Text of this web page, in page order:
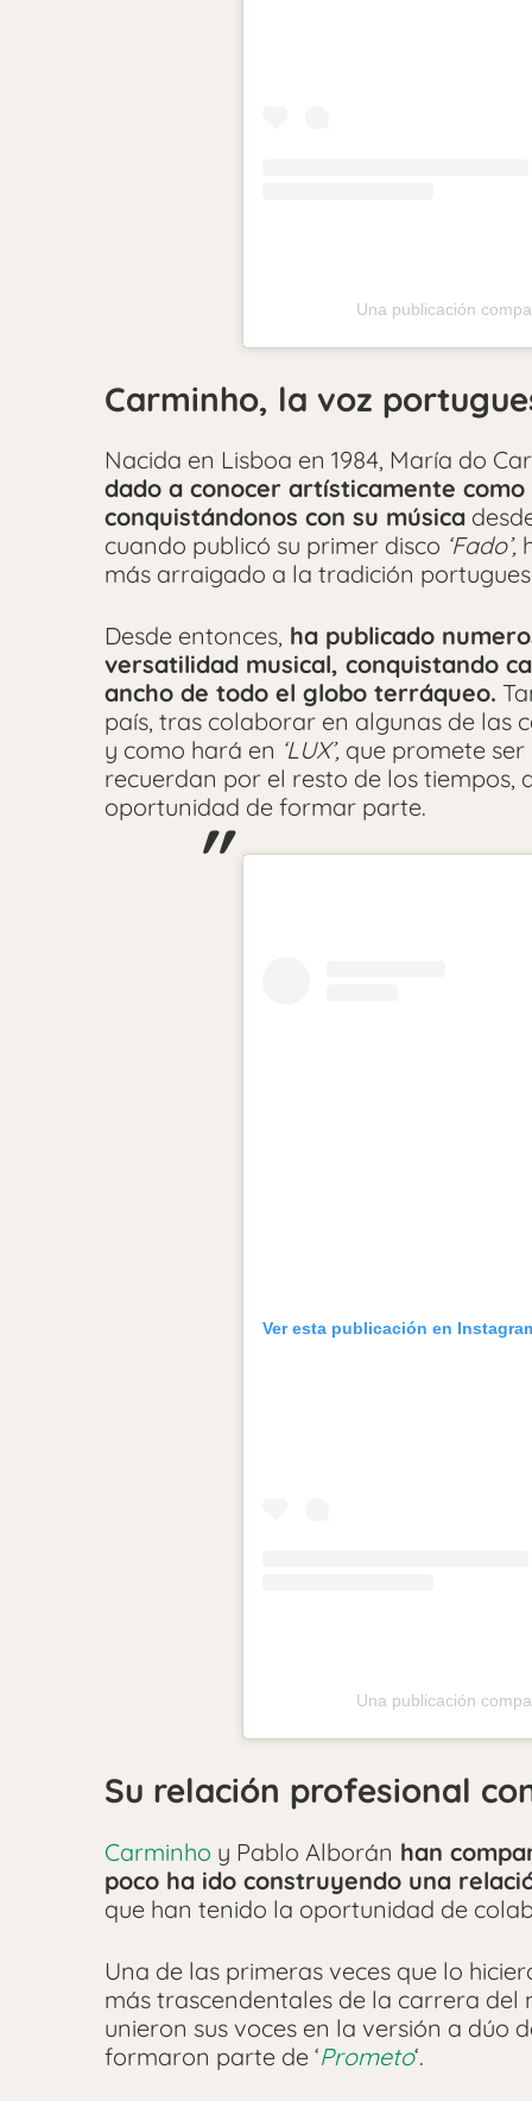
Una publicación
Carminho, la voz
Nacida en Lisboa en 1984, María do
dado a conocer artísticamente
conquistándonos con su música
cuando publicó su primer disco ‘Fado’,
más arraigado a la tradición
Desde entonces, ha publicado
versatilidad musical, conquistando
ancho de todo el globo terráqueo.
país, tras colaborar en algunas de las
y como hará en ‘LUX’, que promete ser
recuerdan por el resto de los tiempos,
oportunidad de formar parte.
Ver esta publicación en
Una publicación
Su relación profesional
Carminho y Pablo Alborán han
poco ha ido construyendo una
que han tenido la oportunidad de
Una de las primeras veces que lo
más trascendentales de la carrera
unieron sus voces en la versión a dúo
formaron parte de ‘Prometo‘.